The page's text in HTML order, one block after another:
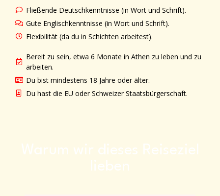
Fließende Deutschkenntnisse (in Wort und Schrift).
Gute Englischkenntnisse (in Wort und Schrift).
Flexibilität (da du in Schichten arbeitest).
Bereit zu sein, etwa 6 Monate in Athen zu leben und zu
arbeiten.
Du bist mindestens 18 Jahre oder älter.
Du hast die EU oder Schweizer Staatsbürgerschaft.
Warum wir dieses Reiseziel
lieben